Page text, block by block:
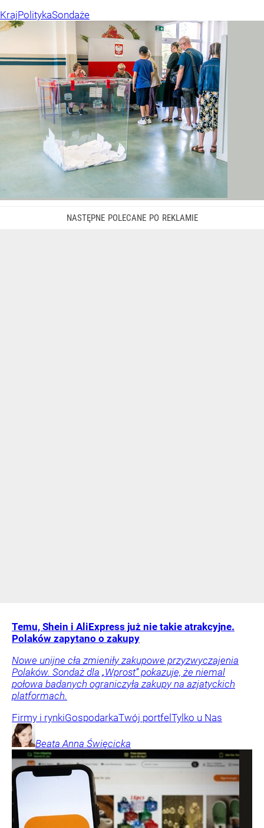
KrajPolitykaSondaże
Temu, Shein i AliExpress już nie takie atrakcyjne.
Polaków zapytano o zakupy
Nowe unijne cła zmieniły zakupowe przyzwyczajenia
Polaków. Sondaż dla „Wprost” pokazuje, że niemal
połowa badanych ograniczyła zakupy na azjatyckich
platformach.
Firmy i rynkiGospodarkaTwój portfel Tylko u Nas
Beata Anna Święcicka